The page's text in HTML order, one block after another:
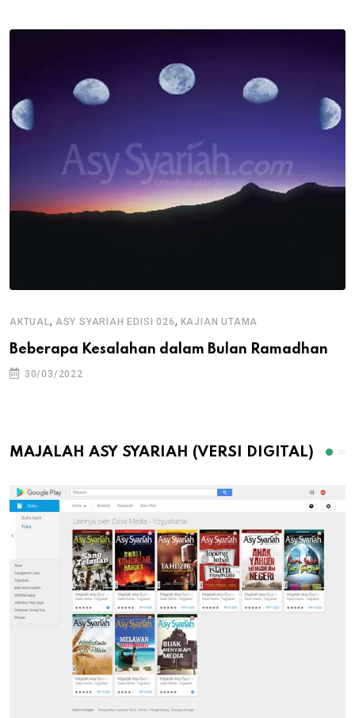
AKTUAL , ASY SYARIAH EDISI 026, KAJIAN UTAMA
Beberapa Kesalahan dalam Bulan Ramadhan
30/03/2022
MAJALAH ASY SYARIAH (VERSI DIGITAL)